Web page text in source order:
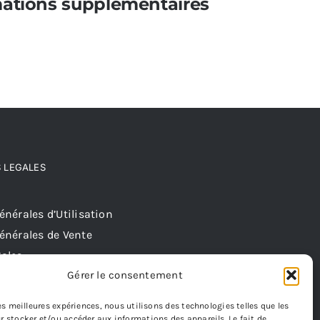
Gérer le consentement
meilleures expériences, nous utilisons des technologies telles que les
LEGALES
d’Utilisation
de Vente